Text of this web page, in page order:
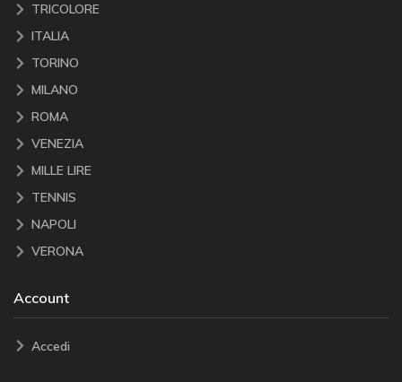
TRICOLORE
ITALIA
TORINO
MILANO
ROMA
VENEZIA
MILLE LIRE
TENNIS
NAPOLI
VERONA
Account
Accedi